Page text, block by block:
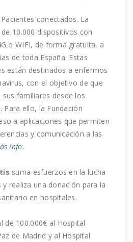
Pacientes conectados. La
10.000 dispositivos con
o WIFI, de forma gratuita, a
de toda España. Estas
están destinados a enfermos
con el objetivo de que
familiares desde los
Para ello, la Fundación
a aplicaciones que permiten
y comunicación a las
info.
suma esfuerzos en la lucha
realiza una donación para la
en hospitales.
de 100.000€ al Hospital
de Madrid y al Hospital